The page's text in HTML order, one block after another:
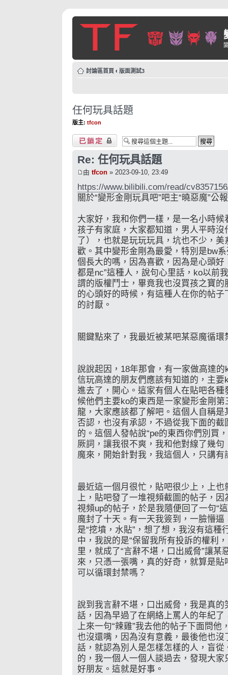
討論區首頁 ‹ 版面測試3
任何玩具話題
版主: tfcon
主題已鎖定
Re: 任何玩具話題
由 tfcon » 2023-09-10, 23:49
https://www.bilibili.com/read/
關於“變形金剛玩具吧”吧主“曉惡魔”公
大家好，我和你們一樣，是一名小時
孩子有家庭，大家都知道，男人平時
了），也就是玩玩玩具，坑也不少，
歡。其中變形金剛為最愛，特別是bw
個長大的嗎，因為喜歡，因為是心頭好
都是nc”這種人，說句心里話，ko以前
謂的版權鬥士，畢竟我也沒買孩之寶
的心頭好的時候，有這種人在你的帖
的討厭。
關鍵點來了，我最近被某吧某惡魔循
說說起因，18年那會，有一家做高達的
信玩高達的朋友們應該有知道的，主
進去了，開心。這家有個人在貼吧各
候他們主要ko的東西是一家變形金剛
龍，大家應該都了解吧。這個人自稱
否認，也沒有承認，不過從我下面的
的。這個人發帖說“pe的東西你們別買
厥詞，讓我很不爽，我和他對線了幾
魔來，開始針對我，我這個人，只講
最近這一個月很忙，貼吧很少上，上
上，貼吧發了一堆視頻截圖的帖子，
視頻up的帖子，於是我隨便回了一句“
魔封了十天。有一天我簽到，一臉懵
是“挖墳，水貼”，想了想，我沒有這種
中，我說的是“保留我所有投訴的權利
里，就成了“言辭不堪，口出威脅”讓某
來，只憑一張嘴，真的好奇，就算是
可以循環封禁嗎？
說到我言辭不堪，口出威脅，我是真
話，因為早過了在網絡上罵人的年紀
上來一句“辣雞”我去他的帖子下面問他
也沒還嘴，因為沒有意義，最後他也
話，就認為別人是怎樣怎樣的人，盲從
的，我一個人一個人談過去，發現大
好朋友。這就是好事。